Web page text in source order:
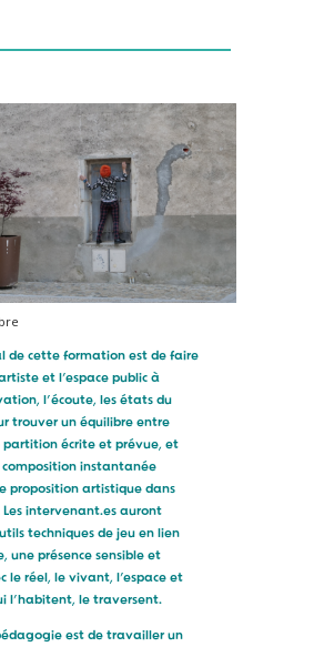
de cette formation est de faire
et l’espace public à
l’écoute, les états du
trouver un équilibre entre
partition écrite et prévue, et
instantanée
proposition artistique dans
Les intervenant.es auront
techniques de jeu en lien
une présence sensible et
le réel, le vivant, l’espace et
l’habitent, le traversent.
est de travailler un